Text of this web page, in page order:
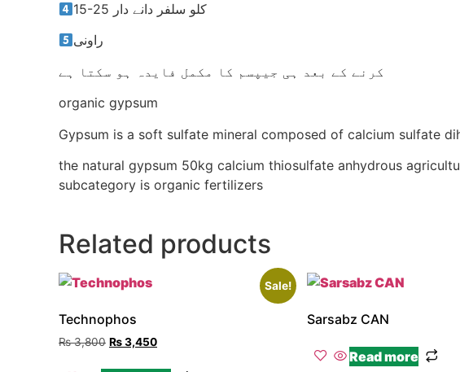
15-25 کلو سلفر دانے دار
راونی
کرنے کے بعد ہی جیپسم کا مکمل فایدہ ہو سکتا ہے
organic gypsum
Gypsum is a soft sulfate mineral composed of calcium sulfate
the natural gypsum 50kg calcium thiosulfate anhydrous
subcategory is organic fertilizers
Related products
Sale!
Technophos
₨3,800 ₨3,450
Sarsabz CAN
Read more